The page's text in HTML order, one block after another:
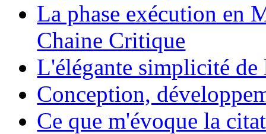
La phase exécution en
Chaine Critique
L'élégante simplicité de
Conception,
Ce que m'évoque la